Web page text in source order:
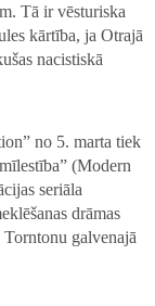
Tā ir vēsturiska
kārtība, ja Otrajā
nacistiskā
no 5. marta tiek
(Modern
seriāla
drāmas
galvenajā